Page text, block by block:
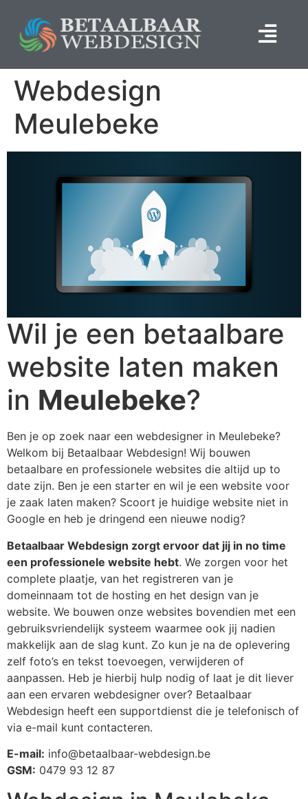
Webdesign
Meulebeke
Wil je een betaalbare
website laten maken
in Meulebeke?
Ben je op zoek naar een webdesigner in Meulebeke?
Welkom bij Betaalbaar Webdesign! Wij bouwen
betaalbare en professionele websites die altijd up to
date zijn. Ben je een starter en wil je een website voor
je zaak laten maken? Scoort je huidige website niet in
Google en heb je dringend een nieuwe nodig?
Betaalbaar Webdesign zorgt ervoor dat jij in no time
een professionele website hebt. We zorgen voor het
complete plaatje, van het registreren van je
domeinnaam tot de hosting en het design van je
website. We bouwen onze websites bovendien met een
gebruiksvriendelijk systeem waarmee ook jij nadien
makkelijk aan de slag kunt. Zo kun je na de oplevering
zelf foto’s en tekst toevoegen, verwijderen of
aanpassen. Heb je hierbij hulp nodig of laat je dit liever
aan een ervaren webdesigner over? Betaalbaar
Webdesign heeft een supportdienst die je telefonisch of
via e-mail kunt contacteren.
E-mail: info@betaalbaar-webdesign.be
GSM: 0479 93 12 87